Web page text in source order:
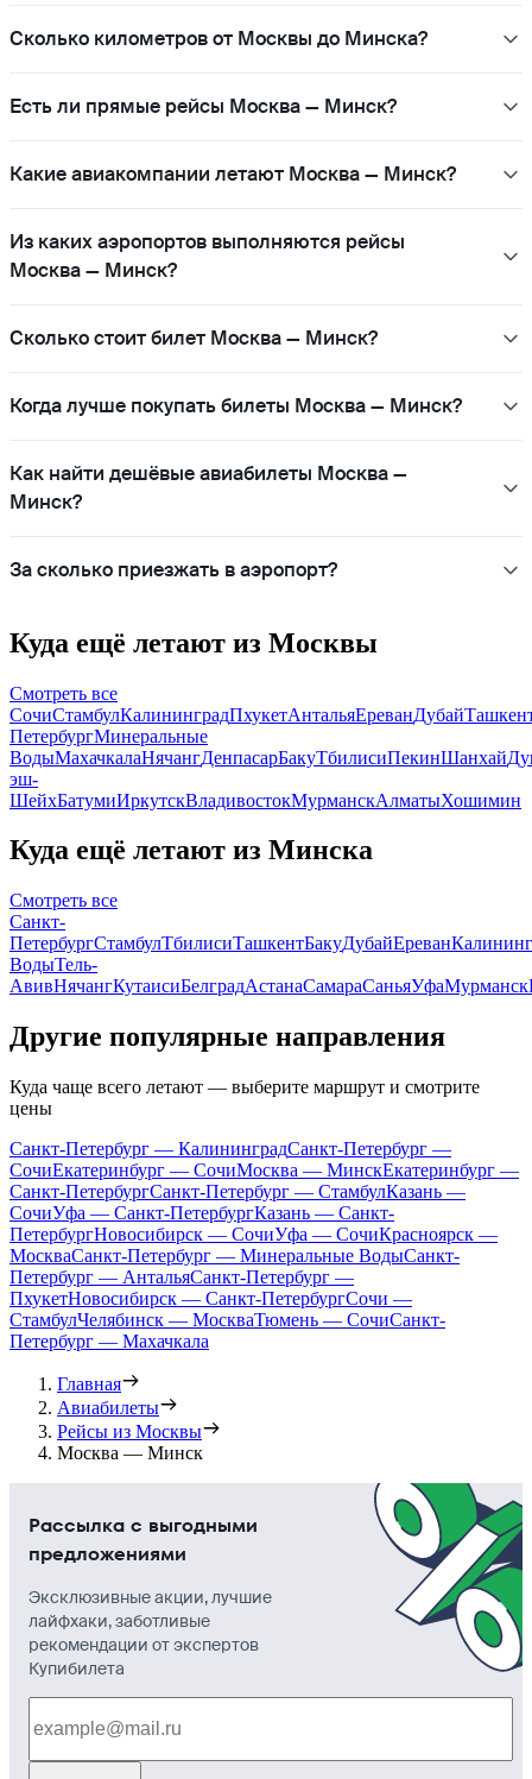
Сколько километров от Москвы до Минска?
Есть ли прямые рейсы Москва — Минск?
Какие авиакомпании летают Москва — Минск?
Из каких аэропортов выполняются рейсы
Москва — Минск?
Сколько стоит билет Москва — Минск?
Когда лучше покупать билеты Москва — Минск?
Как найти дешёвые авиабилеты Москва —
Минск?
За сколько приезжать в аэропорт?
Куда ещё летают из Москвы
Смотреть все
СочиСтамбулКалининградПхукетАнтальяЕреванДубай
ПетербургМинеральные
ВодыМахачкалаНячангДенпасарБакуТбилисиПекинШанхай
эш-
ШейхБатумиИркутскВладивостокМурманскАлматыХошимин
Куда ещё летают из Минска
Смотреть все
Санкт-
ПетербургСтамбулТбилисиТашкентБакуДубайЕреван
ВодыТель-
АвивНячангКутаисиБелградАстанаСамараСаньяУфаМурманск
Другие популярные направления
Куда чаще всего летают — выберите маршрут и смотрите
цены
Санкт-Петербург — КалининградСанкт-Петербург —
СочиЕкатеринбург — СочиМосква — МинскЕкатеринбург —
Санкт-ПетербургСанкт-Петербург — СтамбулКазань —
СочиУфа — Санкт-ПетербургКазань — Санкт-
ПетербургНовосибирск — СочиУфа — СочиКрасноярск —
МоскваСанкт-Петербург — Минеральные ВодыСанкт-
Петербург — АнтальяСанкт-Петербург —
ПхукетНовосибирск — Санкт-ПетербургСочи —
СтамбулЧелябинск — МоскваТюмень — СочиСанкт-
Петербург — Махачкала
Главная
Авиабилеты
Рейсы из Москвы
Москва — Минск
Рассылка с выгодными
предложениями
Эксклюзивные акции, лучшие
лайфхаки, заботливые
рекомендации от экспертов
Купибилета